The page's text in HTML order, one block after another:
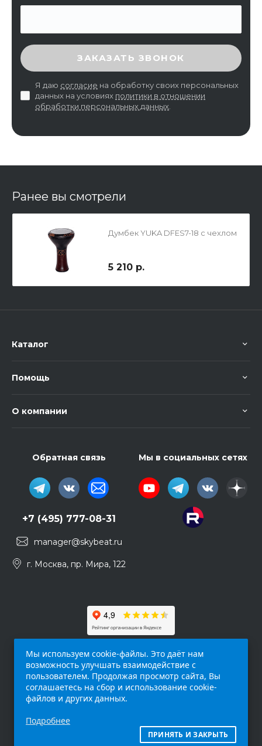
ВВЕДИТЕ ПРОВЕРОЧНЫЙ КОД
ЗАКАЗАТЬ ЗВОНОК
Я даю согласие на обработку своих персональных
данных на условиях политики в отношении
обработки персональных данных
Ранее вы смотрели
Думбек YUKA DFES7-18 с чехлом
5 210 р.
Каталог
Помощь
О компании
Обратная связь
+7 (495) 777-08-31
manager@skybeat.ru
г. Москва, пр. Мира, 122
Мы в социальных сетях
интернет-сайт (
исключительно информационный характер и
Мы используем cookie-файлы. Это даёт нам
возможность улучшать взаимодействие с
пользователем. Продолжая просмотр сайта, Вы
соглашаетесь на сбор и использование cookie-
файлов и других данных.
Подробнее
ПРИНЯТЬ И ЗАКРЫТЬ